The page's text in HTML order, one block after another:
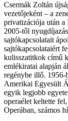
Csermák Zoltán
vezetőjeként – a
privatizációja után
2005-től
sajtókapcsolatait
sajtókapcsolataiért
kulisszatitkok című
emlékiratai alapján
regénybe illő. 1956-
Amerikai Egyesült
egyik legjobb
operaélet keltette
Operában, számos